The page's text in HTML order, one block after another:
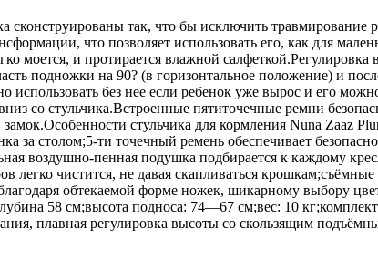
сконструированы так, что бы исключить травмирование
что позволяет использовать его, как для
моется, и протирается влажной
подножки на 90? (в горизонтальное положение) и
использовать без нее если ребенок уже вырос и его
вниз со стульчика.Встроенные пятиточечные ремни
стульчика для кормления Nuna Zaaz
за столом;5-ти точечный ремень обеспечивает
воздушно-пенная подушка подбирается к каждому
легко чистится, не давая скапливаться
обтекаемой форме ножек, шикарному выбору
58 см;высота подноса: 74—67 см;вес: 10
плавная регулировка высоты со скользящим